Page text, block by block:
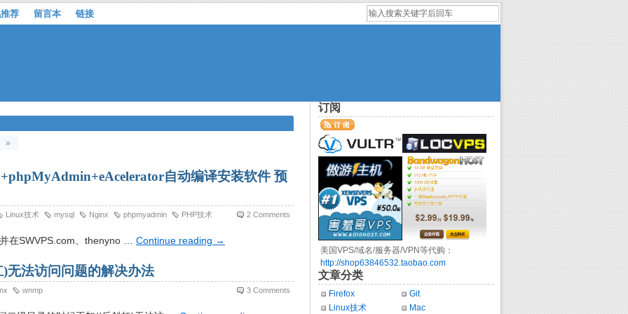
荐 留言本 链接
»
自动编译安装软件 预
Linux技术 mysql Nginx phpmyadmin PHP技术 2 Comments
在SWVPS.com、thenyno … Continue reading →
无法访问问题的解决办法
wnmp 3 Comments
订阅
美国VPS/域名/服务器/VPN等代购：
http://shop63846532.taobao.com
文章分类
Firefox
Git
Linux技术
Mac